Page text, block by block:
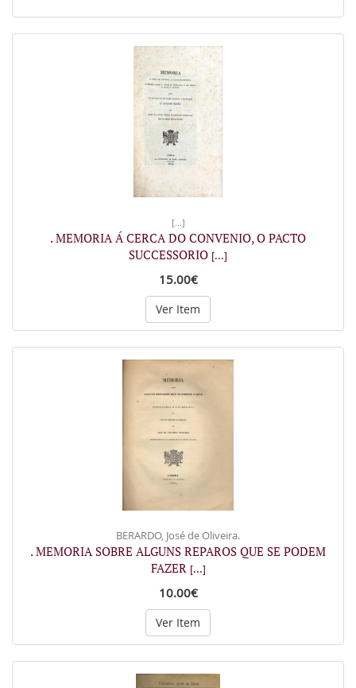
[...]
. MEMORIA Á CERCA DO CONVENIO, O PACTO
SUCCESSORIO [...]
15.00€
Ver Item
BERARDO, José de Oliveira.
. MEMORIA SOBRE ALGUNS REPAROS QUE SE PODEM
FAZER [...]
10.00€
Ver Item